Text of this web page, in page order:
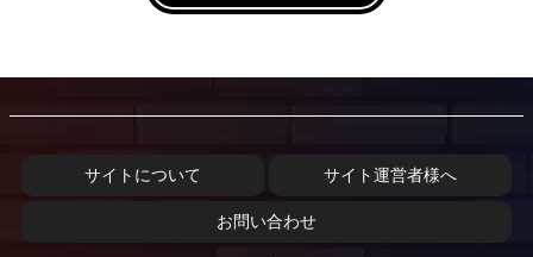
サイトについて サイト運営者様へ
お問い合わせ